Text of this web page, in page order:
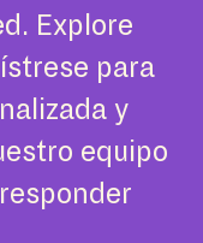
Explore
para
y
equipo